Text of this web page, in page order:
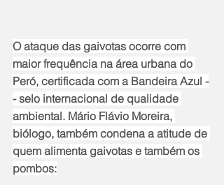
O ataque das gaivotas ocorre com
maior frequência na área urbana do
Peró, certificada com a Bandeira Azul -
- selo internacional de qualidade
ambiental. Mário Flávio Moreira,
biólogo, também condena a atitude de
quem alimenta gaivotas e também os
pombos: